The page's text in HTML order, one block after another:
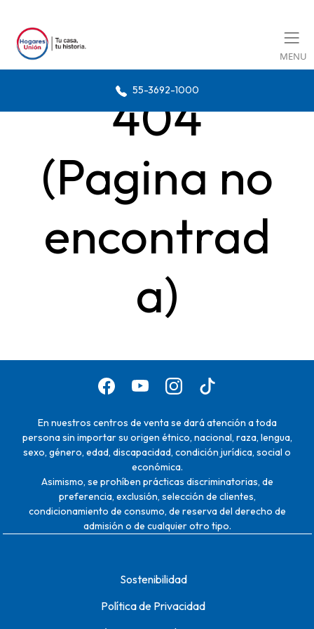
MENU
55-3692-1000
404
(Pagina no
encontrad
a)
En nuestros centros de venta se dará atención a toda
persona sin importar su origen étnico, nacional, raza, lengua,
sexo, género, edad, discapacidad, condición jurídica, social o
económica.
Asimismo, se prohíben prácticas discriminatorias, de
preferencia, exclusión, selección de clientes,
condicionamiento de consumo, de reserva del derecho de
admisión o de cualquier otro tipo.
Sostenibilidad
Política de Privacidad